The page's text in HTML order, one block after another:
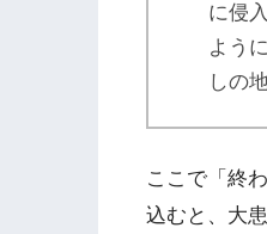
に侵
よう
しの
ここで「終
込むと、大